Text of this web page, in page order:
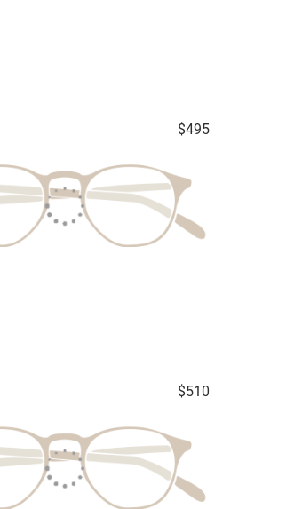
$495
$510